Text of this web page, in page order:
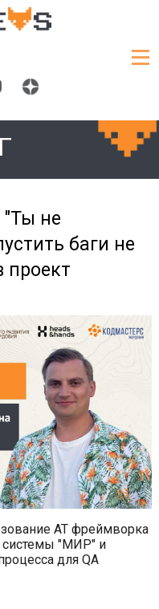
"Ты не
баги не
проект
АТ фреймворка
системы "МИР" и
для QA